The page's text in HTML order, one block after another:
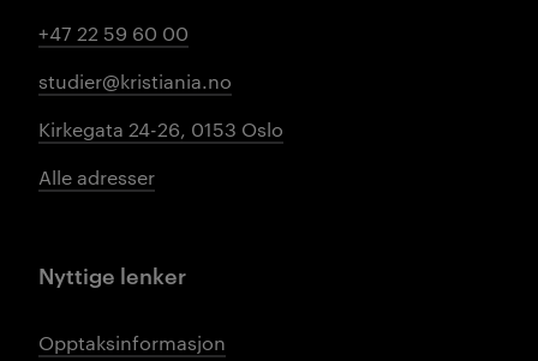
+47 22 59 60 00
studier@kristiania.no
Kirkegata 24-26, 0153 Oslo
Alle adresser
Nyttige lenker
Opptaksinformasjon